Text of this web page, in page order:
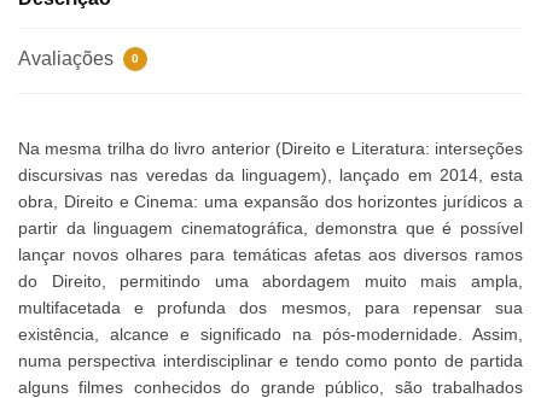
Avaliações 0
Na mesma trilha do livro anterior (Direito e Literatura: interseções
discursivas nas veredas da linguagem), lançado em 2014, esta
obra, Direito e Cinema: uma expansão dos horizontes jurídicos a
partir da linguagem cinematográfica, demonstra que é possível
lançar novos olhares para temáticas afetas aos diversos ramos
do Direito, permitindo uma abordagem muito mais ampla,
multifacetada e profunda dos mesmos, para repensar sua
existência, alcance e significado na pós-modernidade. Assim,
numa perspectiva interdisciplinar e tendo como ponto de partida
alguns filmes conhecidos do grande público, são trabalhados